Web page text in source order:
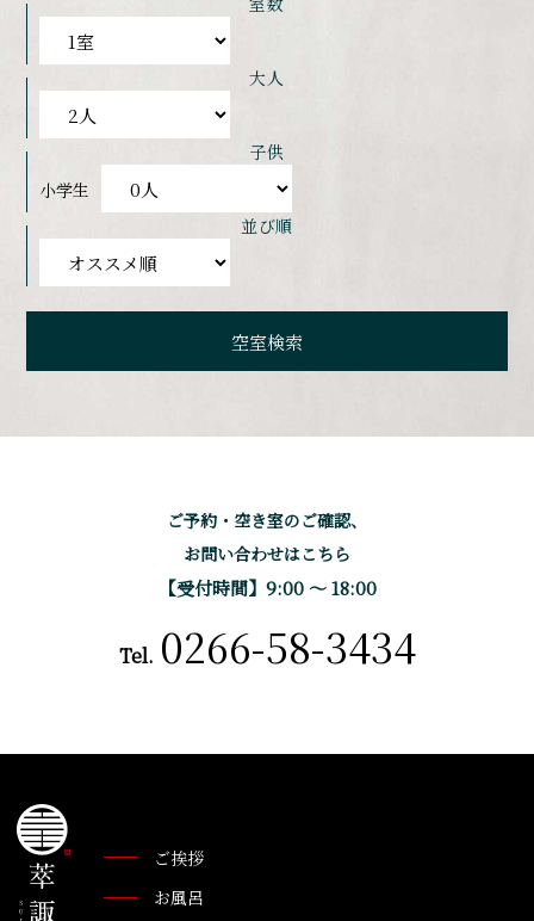
大人
子供
小学生
並び順
ご予約・空き室のご確認、
お問い合わせはこちら
【受付時間】9:00 〜 18:00
Tel. 0266-58-3434
ご挨拶
お風呂